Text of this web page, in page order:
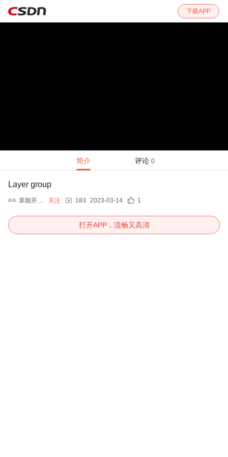
下载APP
简介 评论 0
Layer group
算能开发者社区 关注 183 2023-03-14 1
打开APP，流畅又高清